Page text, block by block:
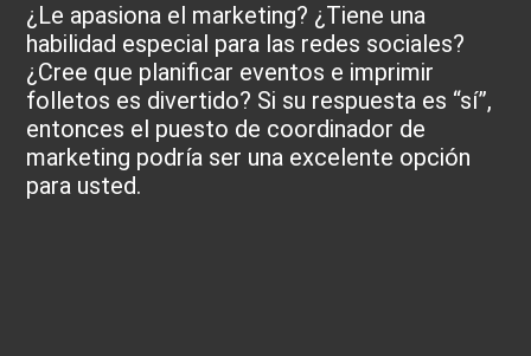
¿Le apasiona el marketing? ¿Tiene una
habilidad especial para las redes sociales?
¿Cree que planificar eventos e imprimir
folletos es divertido? Si su respuesta es “sí”,
entonces el puesto de coordinador de
marketing podría ser una excelente opción
para usted.